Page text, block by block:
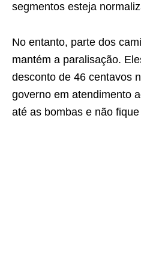
segmentos esteja
No entanto, parte dos
mantém a paralisação.
desconto de 46 centavos
governo em atendimento
até as bombas e não